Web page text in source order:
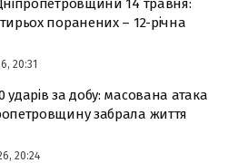
поранених – 12-річна
20:31
ударів за добу: масована атака
забрала життя
20:24